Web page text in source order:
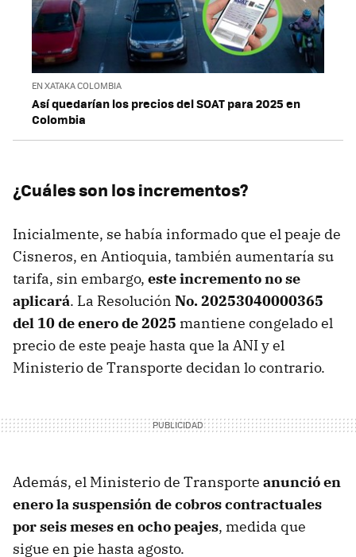
EN XATAKA COLOMBIA
Así quedarían los precios del SOAT para 2025 en
Colombia
¿Cuáles son los incrementos?
Inicialmente, se había informado que el peaje de
Cisneros, en Antioquia, también aumentaría su
tarifa, sin embargo, este incremento no se
aplicará. La Resolución No. 20253040000365
del 10 de enero de 2025 mantiene congelado el
precio de este peaje hasta que la ANI y el
Ministerio de Transporte decidan lo contrario.
Además, el Ministerio de Transporte anunció en
enero la suspensión de cobros contractuales
por seis meses en ocho peajes, medida que
sigue en pie hasta agosto.